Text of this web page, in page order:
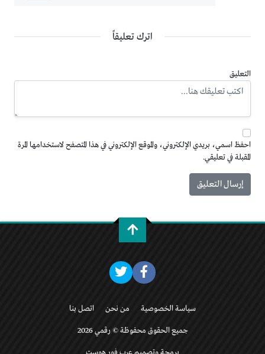
اترك تعليقاً
التعليق
احفظ اسمي، بريدي الإلكتروني، والموقع الإلكتروني في هذا المتصفح لاستخدامها المرة
المقبلة في تعليقي.
سياسة الخصوصية من نحن اتصل بنا
جميع الحقوق محفوظة © رقمي 2026